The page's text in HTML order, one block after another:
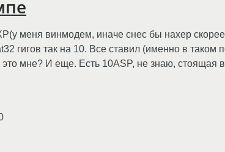
меня винмодем, иначе снес бы нахер
гигов так на 10. Все ставил (именно в таком
мне? И еще. Есть 10ASP, не знаю, стоящая